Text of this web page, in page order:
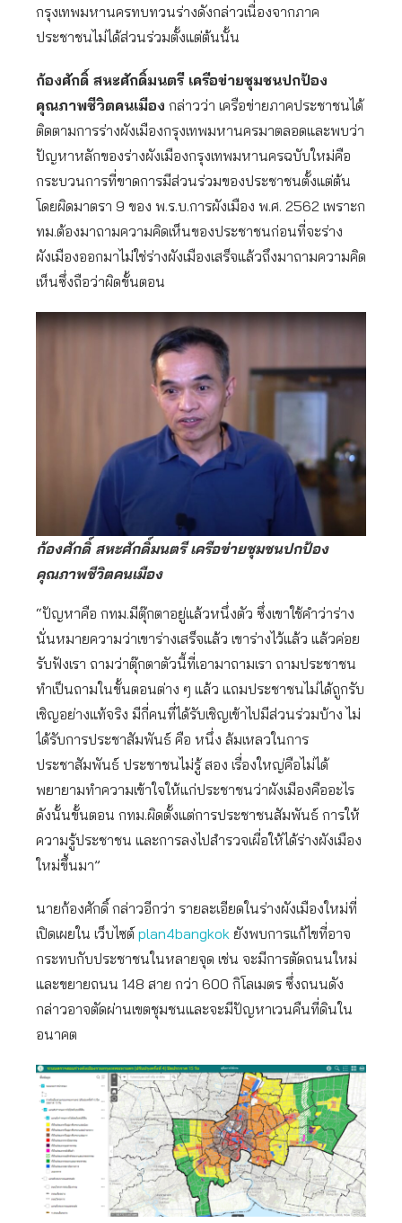
กรุงเทพมหานครทบทวนร่างดังกล่าวเนื่องจากภาค
ประชาชนไม่ได้ส่วนร่วมตั้งแต่ต้นนั้น
ก้องศักดิ์ สหะศักดิ์มนตรี เครือข่ายชุมชนปกป้อง
คุณภาพชีวิตคนเมือง กล่าวว่า เครือข่ายภาคประชาชนได้
ติดตามการร่างผังเมืองกรุงเทพมหานครมาตลอดและพบว่า
ปัญหาหลักของร่างผังเมืองกรุงเทพมหานครฉบับใหม่คือ
กระบวนการที่ขาดการมีส่วนร่วมของประชาชนตั้งแต่ต้น
โดยผิดมาตรา 9 ของ พ.ร.บ.การผังเมือง พ.ศ. 2562 เพราะก
ทม.ต้องมาถามความคิดเห็นของประชาชนก่อนที่จะร่าง
ผังเมืองออกมาไม่ใช่ร่างผังเมืองเสร็จแล้วถึงมาถามความคิด
เห็นซึ่งถือว่าผิดขั้นตอน
ก้องศักดิ์ สหะศักดิ์มนตรี เครือข่ายชุมชนปกป้อง
คุณภาพชีวิตคนเมือง
“ปัญหาคือ กทม.มีตุ๊กตาอยู่แล้วหนึ่งตัว ซึ่งเขาใช้คำว่าร่าง
นั่นหมายความว่าเขาร่างเสร็จแล้ว เขาร่างไว้แล้ว แล้วค่อย
รับฟังเรา ถามว่าตุ๊กตาตัวนี้ที่เอามาถามเรา ถามประชาชน
ทำเป็นถามในขั้นตอนต่าง ๆ แล้ว แถมประชาชนไม่ได้ถูกรับ
เชิญอย่างแท้จริง มีกี่คนที่ได้รับเชิญเข้าไปมีส่วนร่วมบ้าง ไม่
ได้รับการประชาสัมพันธ์ คือ หนึ่ง ล้มเหลวในการ
ประชาสัมพันธ์ ประชาชนไม่รู้ สอง เรื่องใหญ่คือไม่ได้
พยายามทำความเข้าใจให้แก่ประชาชนว่าผังเมืองคืออะไร
ดังนั้นขั้นตอน กทม.ผิดตั้งแต่การประชาชนสัมพันธ์ การให้
ความรู้ประชาชน และการลงไปสำรวจเผื่อให้ได้ร่างผังเมือง
ใหม่ขึ้นมา”
นายก้องศักดิ์ กล่าวอีกว่า รายละเอียดในร่างผังเมืองใหม่ที่
เปิดเผยใน เว็บไซต์ plan4bangkok ยังพบการแก้ไขที่อาจ
กระทบกับประชาชนในหลายจุด เช่น จะมีการตัดถนนใหม่
และขยายถนน 148 สาย กว่า 600 กิโลเมตร ซึ่งถนนดัง
กล่าวอาจตัดผ่านเขตชุมชนและจะมีปัญหาเวนคืนที่ดินใน
อนาคต